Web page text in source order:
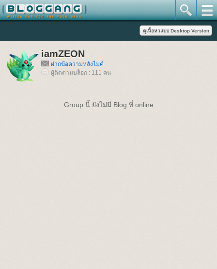
iamZEON
ฝากข้อความหลังไมค์
ผู้ติดตามบล็อก : 111 คน
Group นี้ ยังไม่มี Blog ที่ online